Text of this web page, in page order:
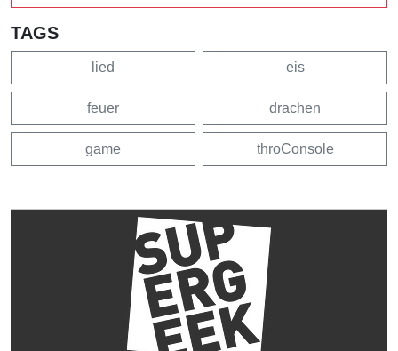
TAGS
lied eis
feuer drachen
game throConsole